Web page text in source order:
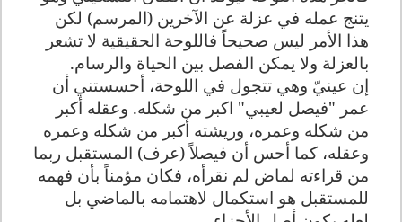
يتنج عمله في عزلة عن الآخرين (المرسم) لكن
هذا الأمر ليس صحيحاً فاللوحة الحقيقية لا تشعر
بالعزلة ولا يمكن الفصل بين الحياة والرسام.
إن عينيّ وهي تتجول في اللوحة، أحسستني أن
عمر "فيصل لعيبي" اكبر من شكله. وعقله أكبر
من شكله وعمره، وريشته أكبر من شكله وعمره
وعقله، كما أحس أن فيصلاً (عرف) المستقبل ربما
من قراءته لماض لم نقرأه، فكان مؤمناً بأن فهمه
للمستقبل هو استكمال لاهتمامه بالماضي بل